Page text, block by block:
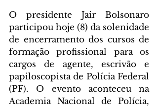
O presidente Jair Bolsonaro
participou hoje (8) da solenidade
de encerramento dos cursos de
formação profissional para os
cargos de agente, escrivão e
papiloscopista de Polícia Federal
(PF). O evento aconteceu na
Academia Nacional de Polícia,